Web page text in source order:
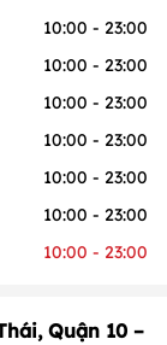
10:00 - 23:00
10:00 - 23:00
10:00 - 23:00
10:00 - 23:00
10:00 - 23:00
10:00 - 23:00
10:00 - 23:00
Quận 10 –